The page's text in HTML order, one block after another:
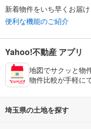
新着物件をいち早くお届け
便利な機能のご紹介
Yahoo!不動産 アプリ
地図でサクッと物
物件比較が手軽に
埼玉県の土地を探す